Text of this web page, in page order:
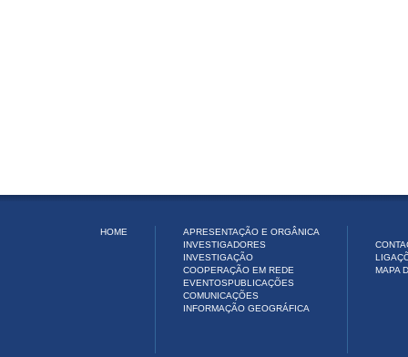
HOME
APRESENTAÇÃO E ORGÂNICA
INVESTIGADORES
INVESTIGAÇÃO
COOPERAÇÃO EM REDE
EVENTOSPUBLICAÇÕES
COMUNICAÇÕES
INFORMAÇÃO GEOGRÁFICA
MAPA